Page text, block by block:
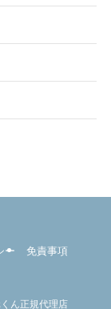
ー
免責事項
ん正規代理店